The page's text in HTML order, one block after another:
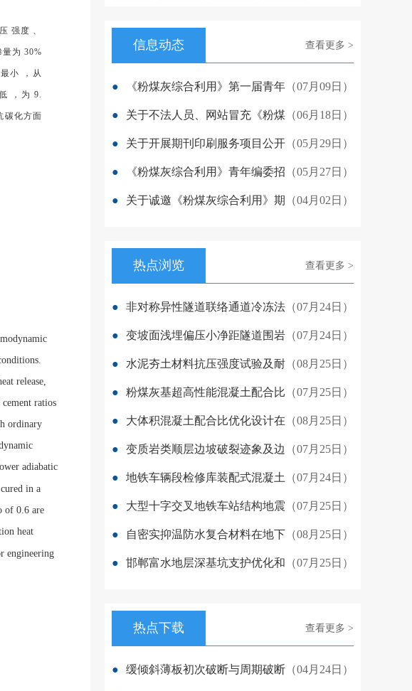
信息动态 查看更多 >
● 《粉煤灰综合利用》第一届青年 （07月09日）
● 关于不法人员、网站冒充《粉煤 （06月18日）
● 关于开展期刊印刷服务项目公开 （05月29日）
● 《粉煤灰综合利用》青年编委招 （05月27日）
● 关于诚邀《粉煤灰综合利用》期 （04月02日）
热点浏览 查看更多 >
● 非对称异性隧道联络通道冷冻法 （07月24日）
● 变坡面浅埋偏压小净距隧道围岩 （07月24日）
● 水泥夯土材料抗压强度试验及耐 （08月25日）
● 粉煤灰基超高性能混凝土配合比 （07月25日）
● 大体积混凝土配合比优化设计在 （08月25日）
● 变质岩类顺层边坡破裂迹象及边 （07月25日）
● 地铁车辆段检修库装配式混凝土 （07月24日）
● 大型十字交叉地铁车站结构地震 （07月25日）
● 自密实抑温防水复合材料在地下 （08月25日）
● 邯郸富水地层深基坑支护优化和 （07月25日）
热点下载 查看更多 >
● 缓倾斜薄板初次破断与周期破断 （04月24日）
强度 、
为 30%
小 ，从
，为 9.
碳化方面
release,
ratios
ordinary
adiabatic
in a
of 0.6 are
heat
engineering